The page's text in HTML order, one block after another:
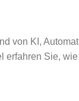
von KI,
Sie,